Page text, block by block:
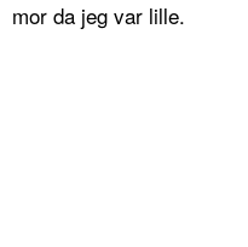
mor da jeg var lille.